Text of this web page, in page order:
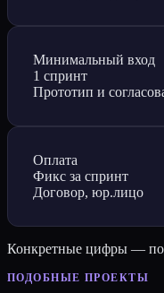
Минимальный вход
1 спринт
Прототип и
Оплата
Фикс за спринт
Договор, юр.лицо
Конкретные цифры —
ПОДОБНЫЕ ПРОЕКТЫ